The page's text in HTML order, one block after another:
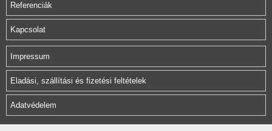
Referenciák
Kapcsolat
Impressum
Eladási, szállítási és fizetési feltételek
Adatvédelem